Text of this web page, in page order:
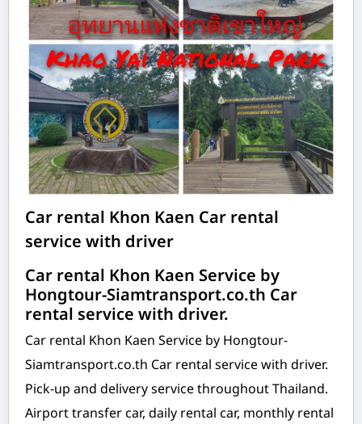
Car rental Khon Kaen Car rental
service with driver
Car rental Khon Kaen Service by
Hongtour-Siamtransport.co.th Car
rental service with driver.
Car rental Khon Kaen Service by Hongtour-
Siamtransport.co.th Car rental service with driver.
Pick-up and delivery service throughout Thailand.
Airport transfer car, daily rental car, monthly rental